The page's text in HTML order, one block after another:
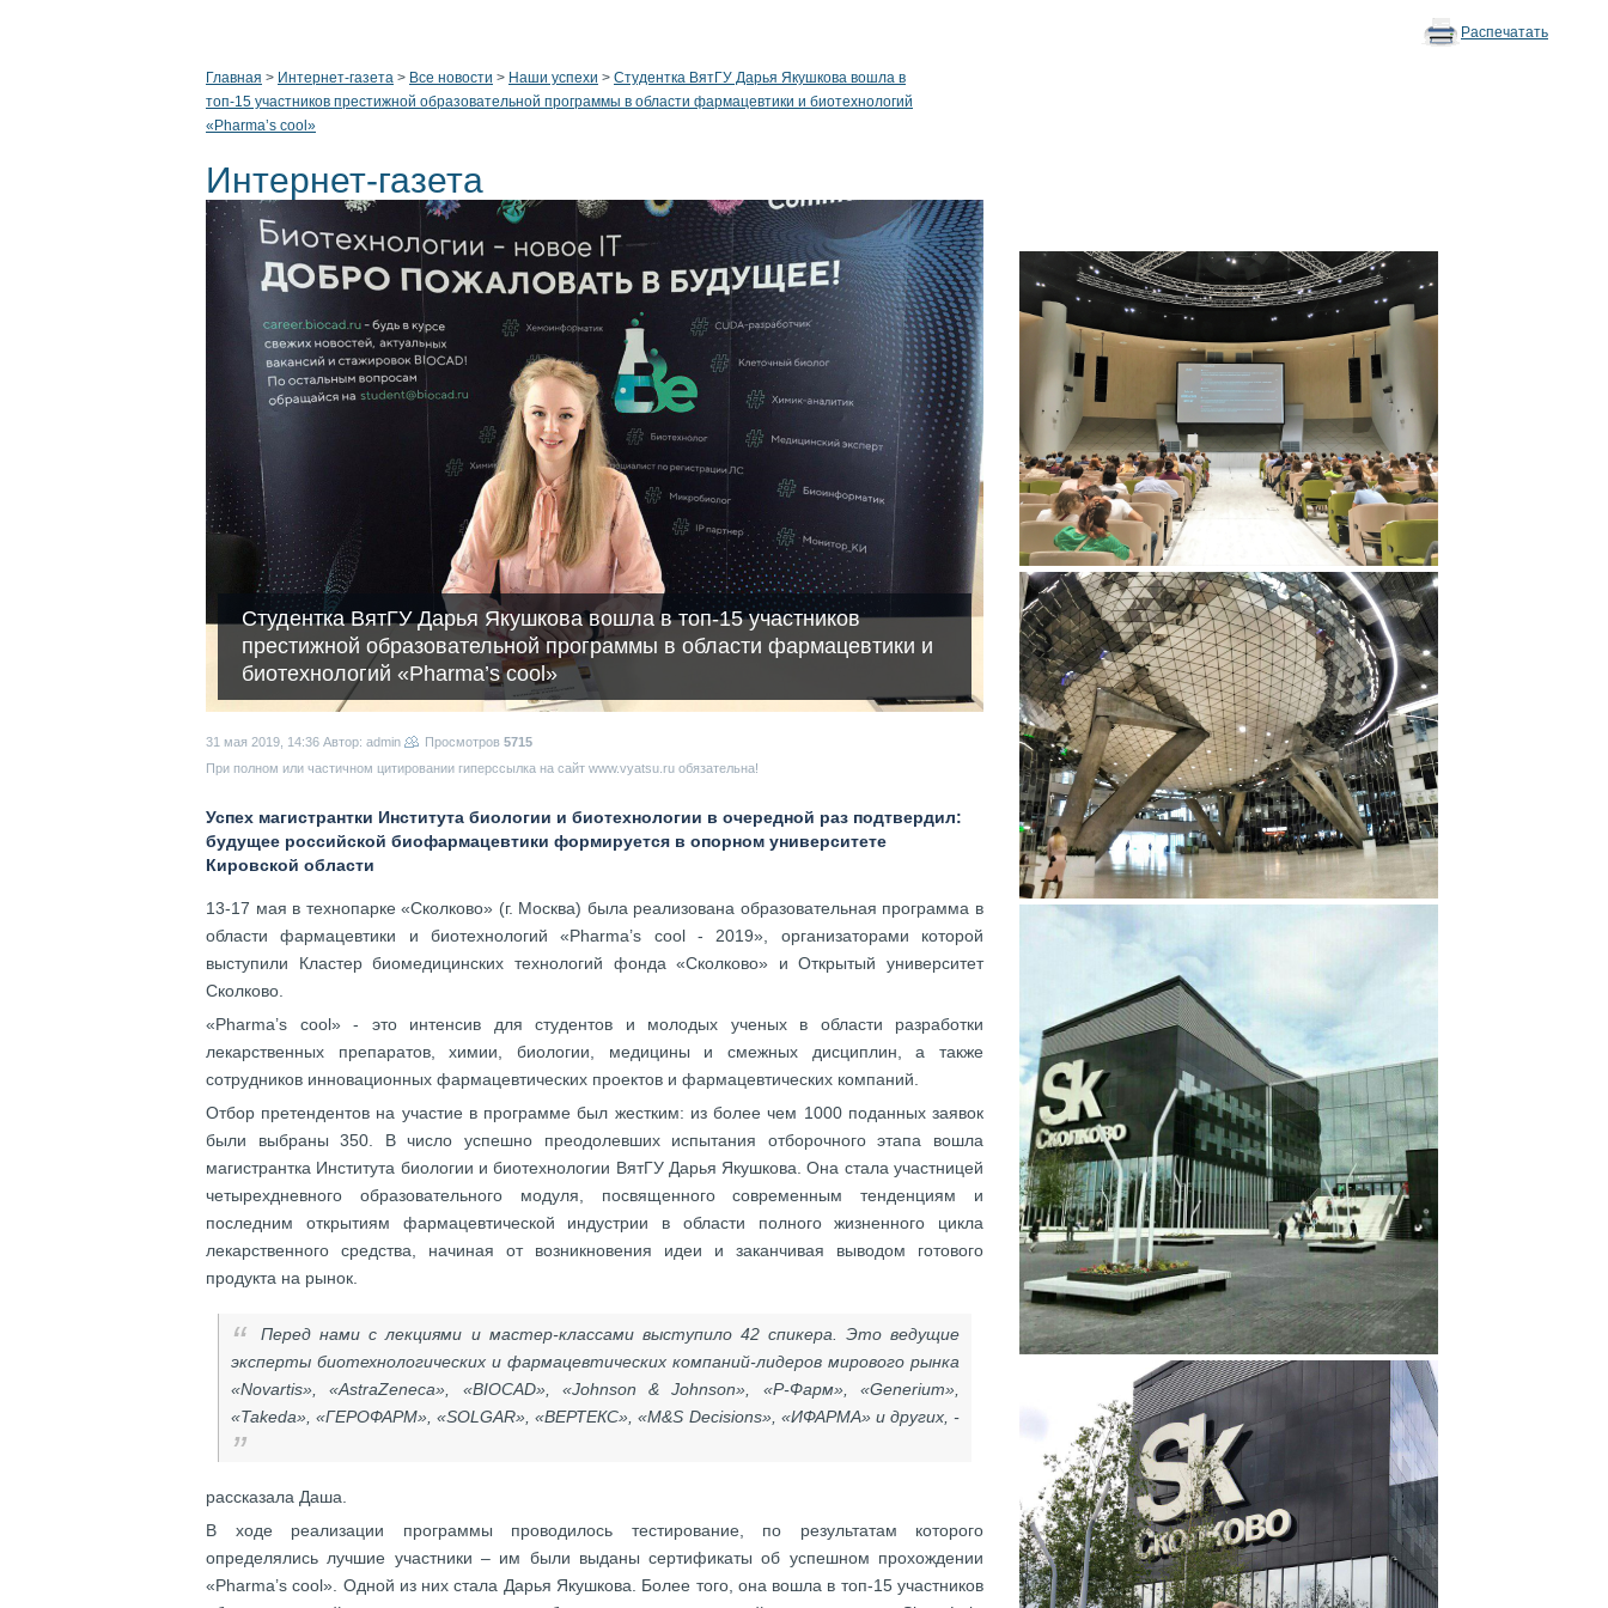
Распечатать
Главная > Интернет-газета > Все новости > Наши успехи > Студентка ВятГУ Дарья Якушкова вошла в
топ-15 участников престижной образовательной программы в области фармацевтики и биотехнологий
«Pharma’s cool»
Интернет-газета
Студентка ВятГУ Дарья Якушкова вошла в топ-15 участников
престижной образовательной программы в области фармацевтики и
биотехнологий «Pharma’s cool»
31 мая 2019, 14:36 Автор: admin Просмотров 5715
При полном или частичном цитировании гиперссылка на сайт www.vyatsu.ru обязательна!
Успех магистрантки Института биологии и биотехнологии в очередной раз подтвердил:
будущее российской биофармацевтики формируется в опорном университете
Кировской области
13-17 мая в технопарке «Сколково» (г. Москва) была реализована образовательная программа в
области фармацевтики и биотехнологий «Pharma’s cool - 2019», организаторами которой
выступили Кластер биомедицинских технологий фонда «Сколково» и Открытый университет
Сколково.
«Pharma’s cool» - это интенсив для студентов и молодых ученых в области разработки
лекарственных препаратов, химии, биологии, медицины и смежных дисциплин, а также
сотрудников инновационных фармацевтических проектов и фармацевтических компаний.
Отбор претендентов на участие в программе был жестким: из более чем 1000 поданных заявок
были выбраны 350. В число успешно преодолевших испытания отборочного этапа вошла
магистрантка Института биологии и биотехнологии ВятГУ Дарья Якушкова. Она стала участницей
четырехдневного образовательного модуля, посвященного современным тенденциям и
последним открытиям фармацевтической индустрии в области полного жизненного цикла
лекарственного средства, начиная от возникновения идеи и заканчивая выводом готового
продукта на рынок.
Перед нами с лекциями и мастер-классами выступило 42 спикера. Это ведущие
эксперты биотехнологических и фармацевтических компаний-лидеров мирового рынка
«Novartis», «AstraZeneca», «BIOCAD», «Johnson & Johnson», «Р-Фарм», «Generium»,
«Takeda», «ГЕРОФАРМ», «SOLGAR», «ВЕРТЕКС», «M&S Decisions», «ИФАРМА» и других, -
рассказала Даша.
В ходе реализации программы проводилось тестирование, по результатам которого
определялись лучшие участники – им были выданы сертификаты об успешном прохождении
«Pharma’s cool». Одной из них стала Дарья Якушкова. Более того, она вошла в топ-15 участников